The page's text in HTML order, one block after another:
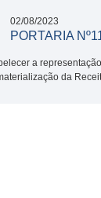
02/08/2023
PORTARIA
a
da